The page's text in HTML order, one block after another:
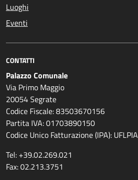
Luoghi
Eventi
CONTATTI
Palazzo Comunale
Via Primo Maggio
20054 Segrate
Codice Fiscale: 83503670156
Partita IVA: 01703890150
Codice Unico Fatturazione (IPA): UFLPIA
Tel: +39.02.269.021
Fax: 02.213.3751